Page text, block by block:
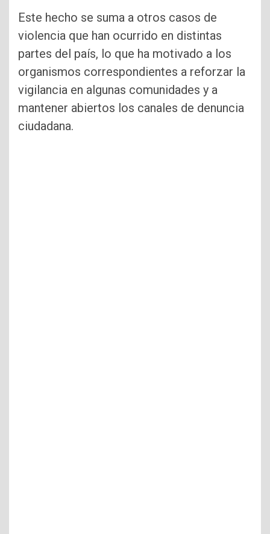
Este hecho se suma a otros casos de
violencia que han ocurrido en distintas
partes del país, lo que ha motivado a los
organismos correspondientes a reforzar la
vigilancia en algunas comunidades y a
mantener abiertos los canales de denuncia
ciudadana.